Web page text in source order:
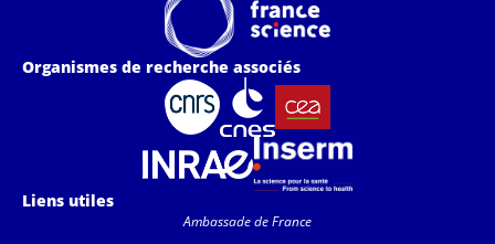
Organismes de recherche associés
Liens utiles
Ambassade de France